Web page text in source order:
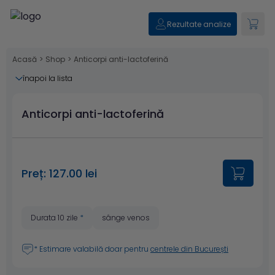
Rezultate analize
Acasă > Shop > Anticorpi anti-lactoferină
înapoi la lista
Anticorpi anti-lactoferină
Preț: 127.00 lei
Durata 10 zile * sânge venos
* Estimare valabilă doar pentru centrele din București